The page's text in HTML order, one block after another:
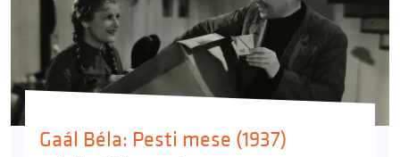
Gaál Béla: Pesti mese (1937)